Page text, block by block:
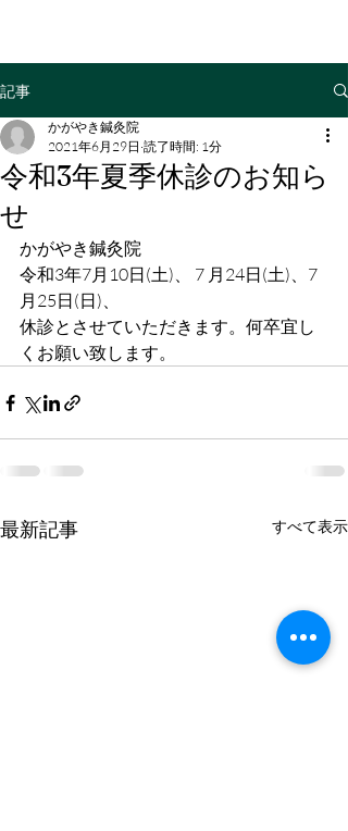
記事
令和3年夏季休診のお知ら
せ
かがやき鍼灸院
2021年6月29日 読了時間: 1分
かがやき鍼灸院
令和3年7月10日(土)、 7 月24日(土)、7
月25日(日)、
休診とさせていただきます。何卒宜し
くお願い致します。
最新記事 すべて表示